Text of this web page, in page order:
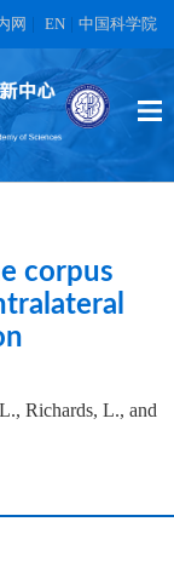
网 EN 中国科学院
in the
corpus
Richards, L., and